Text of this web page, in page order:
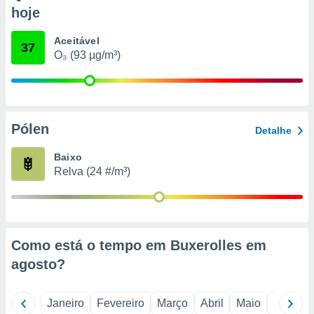
qual se
tal,
ou opor-
qualquer
o
num
hoje
37 Aceitável
O₃ (93 µg/m³)
Pólen Detalhe
Baixo
Relva (24 #/m³)
Como está o tempo em Buxerolles em
agosto?
Janeiro Fevereiro Março Abril Maio Junho